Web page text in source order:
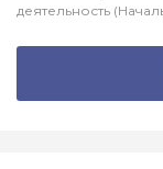
деятельность